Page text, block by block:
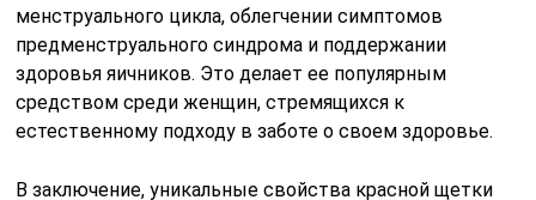
менструального цикла, облегчении симптомов
предменструального синдрома и поддержании
здоровья яичников. Это делает ее популярным
средством среди женщин, стремящихся к
естественному подходу в заботе о своем здоровье.
В заключение, уникальные свойства красной щетки